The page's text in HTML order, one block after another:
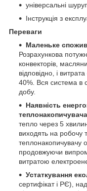
універсальні
Інструкція з
Переваги
Маленьке
Розрахункова
конвекторів,
відповідно, і
40%. Вся система в
добу.
Наявність
тепло через 5
виходять на робочу
теплонакопичувачу
продовжуючи
витратою
Устаткування
сертифікат і РЄ),